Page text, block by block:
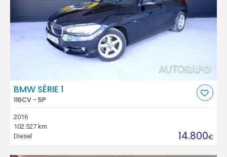
BMW SÉRIE 1
116CV - 5P
2016
102.527 km
Diesel
14.800€